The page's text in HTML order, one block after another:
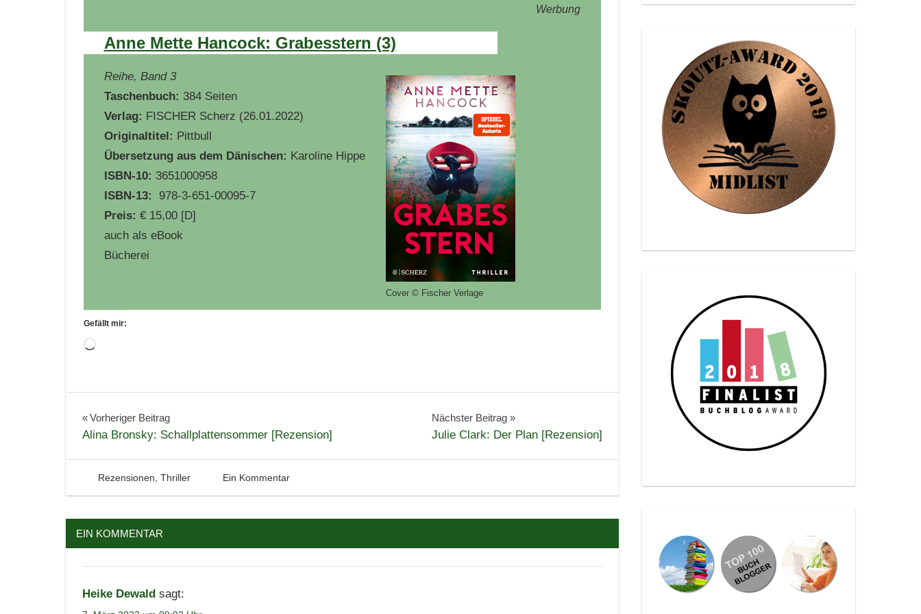
Werbung
Anne Mette Hancock: Grabesstern (3)
Reihe, Band 3
Taschenbuch: 384 Seiten
Verlag: FISCHER Scherz (26.01.2022)
Originaltitel: Pittbull
Übersetzung aus dem Dänischen: Karoline Hippe
ISBN-10: 3651000958
ISBN-13: ‎ 978-3-651-00095-7
Preis: € 15,00 [D]
auch als eBook
Bücherei
Cover © Fischer Verlage
Gefällt mir:
Wird
Belletristik
Buchbesprechung
Bücher
Krimi
Lesen
Rezension
Thriller
Beitragsnavigation
Vorheriger Beitrag
Alina Bronsky: Schallplattensommer [Rezension]
Nächster Beitrag
Julie Clark: Der Plan [Rezension]
15. Mai 2022
Tintenhain
Rezensionen Thriller Ein Kommentar
EIN KOMMENTAR
Heike Dewald sagt: